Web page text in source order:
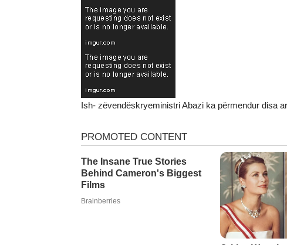
Ish- zëvendëskryeministri Abazi ka përmendur disa